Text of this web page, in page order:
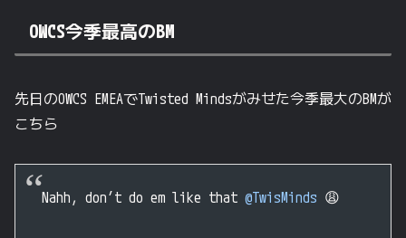
OWCS今季最高のBM
先日のOWCS EMEAでTwisted Mindsがみせた今季最大のBMが
こちら
Nahh, don’t do em like that @TwisMinds 😩